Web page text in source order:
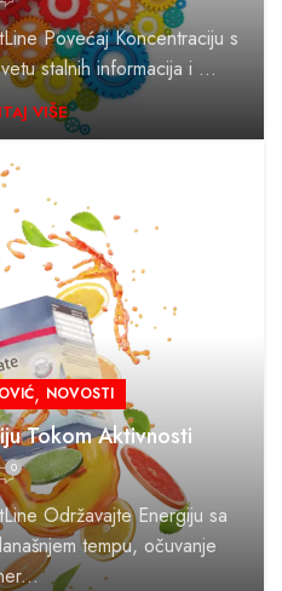
Povećaj Koncentraciju s
stalnih informacija i ...
VIŠE
, NOVOSTI
Tokom Aktivnosti
0
Održavajte Energiju sa
tempu, očuvanje